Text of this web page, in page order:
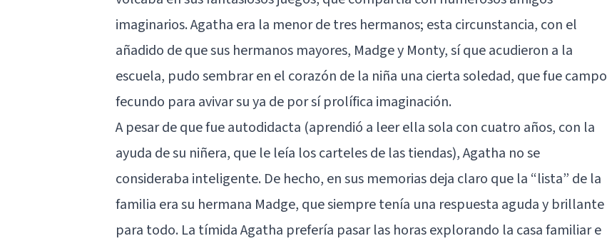
imaginarios. Agatha era la menor de tres hermanos; esta circunstancia, con el
añadido de que sus hermanos mayores, Madge y Monty, sí que acudieron a la
escuela, pudo sembrar en el corazón de la niña una cierta soledad, que fue campo
fecundo para avivar su ya de por sí prolífica imaginación.
A pesar de que fue autodidacta (aprendió a leer ella sola con cuatro años, con la
ayuda de su niñera, que le leía los carteles de las tiendas), Agatha no se
consideraba inteligente. De hecho, en sus memorias deja claro que la “lista” de la
familia era su hermana Madge, que siempre tenía una respuesta aguda y brillante
para todo. La tímida Agatha prefería pasar las horas explorando la casa familiar e